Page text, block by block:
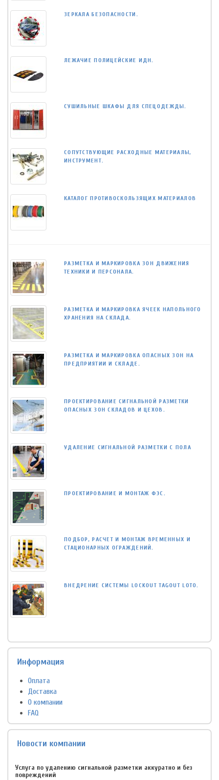
ЗЕРКАЛА БЕЗОПАСНОСТИ.
ЛЕЖАЧИЕ ПОЛИЦЕЙСКИЕ ИДН.
СУШИЛЬНЫЕ ШКАФЫ ДЛЯ СПЕЦОДЕЖДЫ.
СОПУТСТВУЮЩИЕ РАСХОДНЫЕ МАТЕРИАЛЫ,
ИНСТРУМЕНТ.
КАТАЛОГ ПРОТИВОСКОЛЬЗЯЩИХ МАТЕРИАЛОВ
РАЗМЕТКА И МАРКИРОВКА ЗОН ДВИЖЕНИЯ
ТЕХНИКИ И ПЕРСОНАЛА.
РАЗМЕТКА И МАРКИРОВКА ЯЧЕЕК НАПОЛЬНОГО
ХРАНЕНИЯ НА СКЛАДА.
РАЗМЕТКА И МАРКИРОВКА ОПАСНЫХ ЗОН НА
ПРЕДПРИЯТИИ И СКЛАДЕ.
ПРОЕКТИРОВАНИЕ СИГНАЛЬНОЙ РАЗМЕТКИ
ОПАСНЫХ ЗОН СКЛАДОВ И ЦЕХОВ.
УДАЛЕНИЕ СИГНАЛЬНОЙ РАЗМЕТКИ С ПОЛА
ПРОЕКТИРОВАНИЕ И МОНТАЖ ФЭС.
ПОДБОР, РАСЧЕТ И МОНТАЖ ВРЕМЕННЫХ И
СТАЦИОНАРНЫХ ОГРАЖДЕНИЙ.
ВНЕДРЕНИЕ СИСТЕМЫ LOCKOUT TAGOUT LOTO.
Информация
Оплата
Доставка
О компании
FAQ
Новости компании
Услуга по удалению сигнальной разметки аккуратно и без
повреждений